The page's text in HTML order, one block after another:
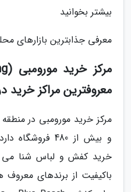
بیشتر بخوانید
معرفی جذابترین بازارهای
معروفترین مراکز خرید
مرکز خرید مورومبی در منطقه
و بیش از 480
خرید کفش و لباس شنا می